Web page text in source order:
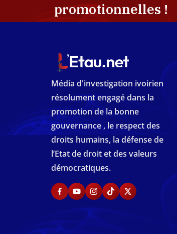
promotionnelles !
Média d'investigation ivoirien
résolument engagé dans la
promotion de la bonne
gouvernance , le respect des
droits humains, la défense de
l’Etat de droit et des valeurs
démocratiques.